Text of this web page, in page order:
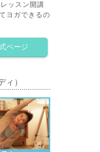
ッスン開講
ヨガできるの
ページ
ィ）